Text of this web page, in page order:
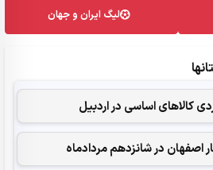
لیگ ایران و جهان
اصفهان در‌ شانزدهم مردادماه